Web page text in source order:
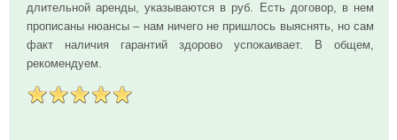
длительной аренды, указываются в руб. Есть договор, в нем
прописаны нюансы – нам ничего не пришлось выяснять, но сам
факт наличия гарантий здорово успокаивает. В общем,
рекомендуем.